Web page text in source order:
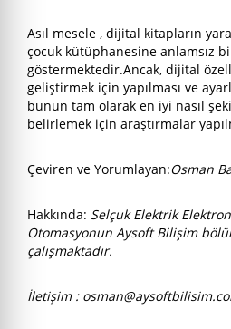
Asıl mesele , dijital kitapların
çocuk kütüphanesine anlamsız bir
göstermektedir.Ancak, dijital
geliştirmek için yapılması ve
bunun tam olarak en iyi nasıl
belirlemek için araştırmalar
Çeviren ve Yorumlayan:Osman
Hakkında: Selçuk Elektrik
Otomasyonun Aysoft Bilişim
çalışmaktadır.
İletişim :